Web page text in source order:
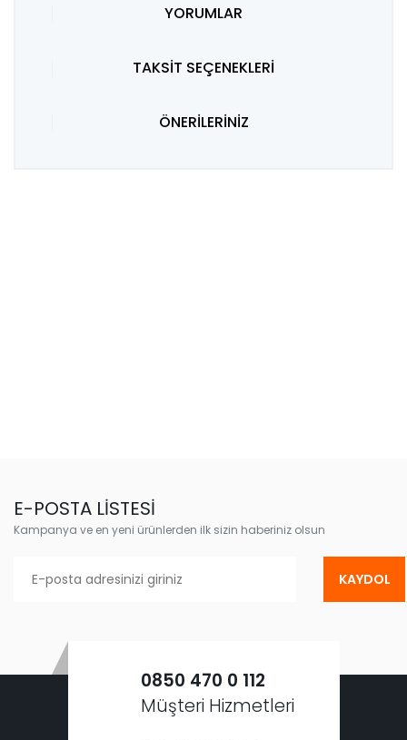
YORUMLAR
TAKSİT SEÇENEKLERİ
ÖNERİLERİNİZ
E-POSTA LİSTESİ
Kampanya ve en yeni ürünlerden ilk sizin haberiniz olsun
KAYDOL
0850 470 0 112
Müşteri Hizmetleri